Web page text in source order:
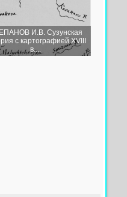
И.В. Сузунская
с картографией XVIII
в....